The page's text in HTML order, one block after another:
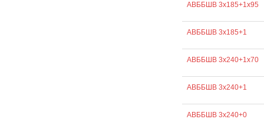
АВББШВ 3х185+1х95
АВББШВ 3х185+1
АВББШВ 3х240+1х70
АВББШВ 3х240+1
АВББШВ 3х240+0